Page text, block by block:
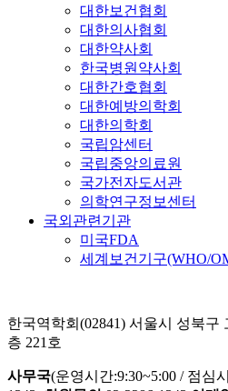
대한보건협회
대한의사협회
대한약사회
한국병원약사회
대한간호협회
대한예방의학회
대한의학회
국립암센터
국립중앙의료원
국가전자도서관
의학연구정보센터
국외관련기관
미국FDA
세계보건기구(WHO/
한국역학회(02841) 서울시 성북구
층 221호
사무국(운영시간:9:30~5:00 / 점심